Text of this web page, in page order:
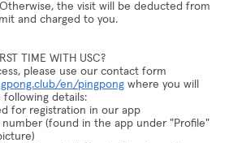
the visit will be deducted from
and charged to you.
TIME WITH USC?
please use our contact form
en/pingpong where you will
following details:
for registration in our app
number (found in the app under "Profile"